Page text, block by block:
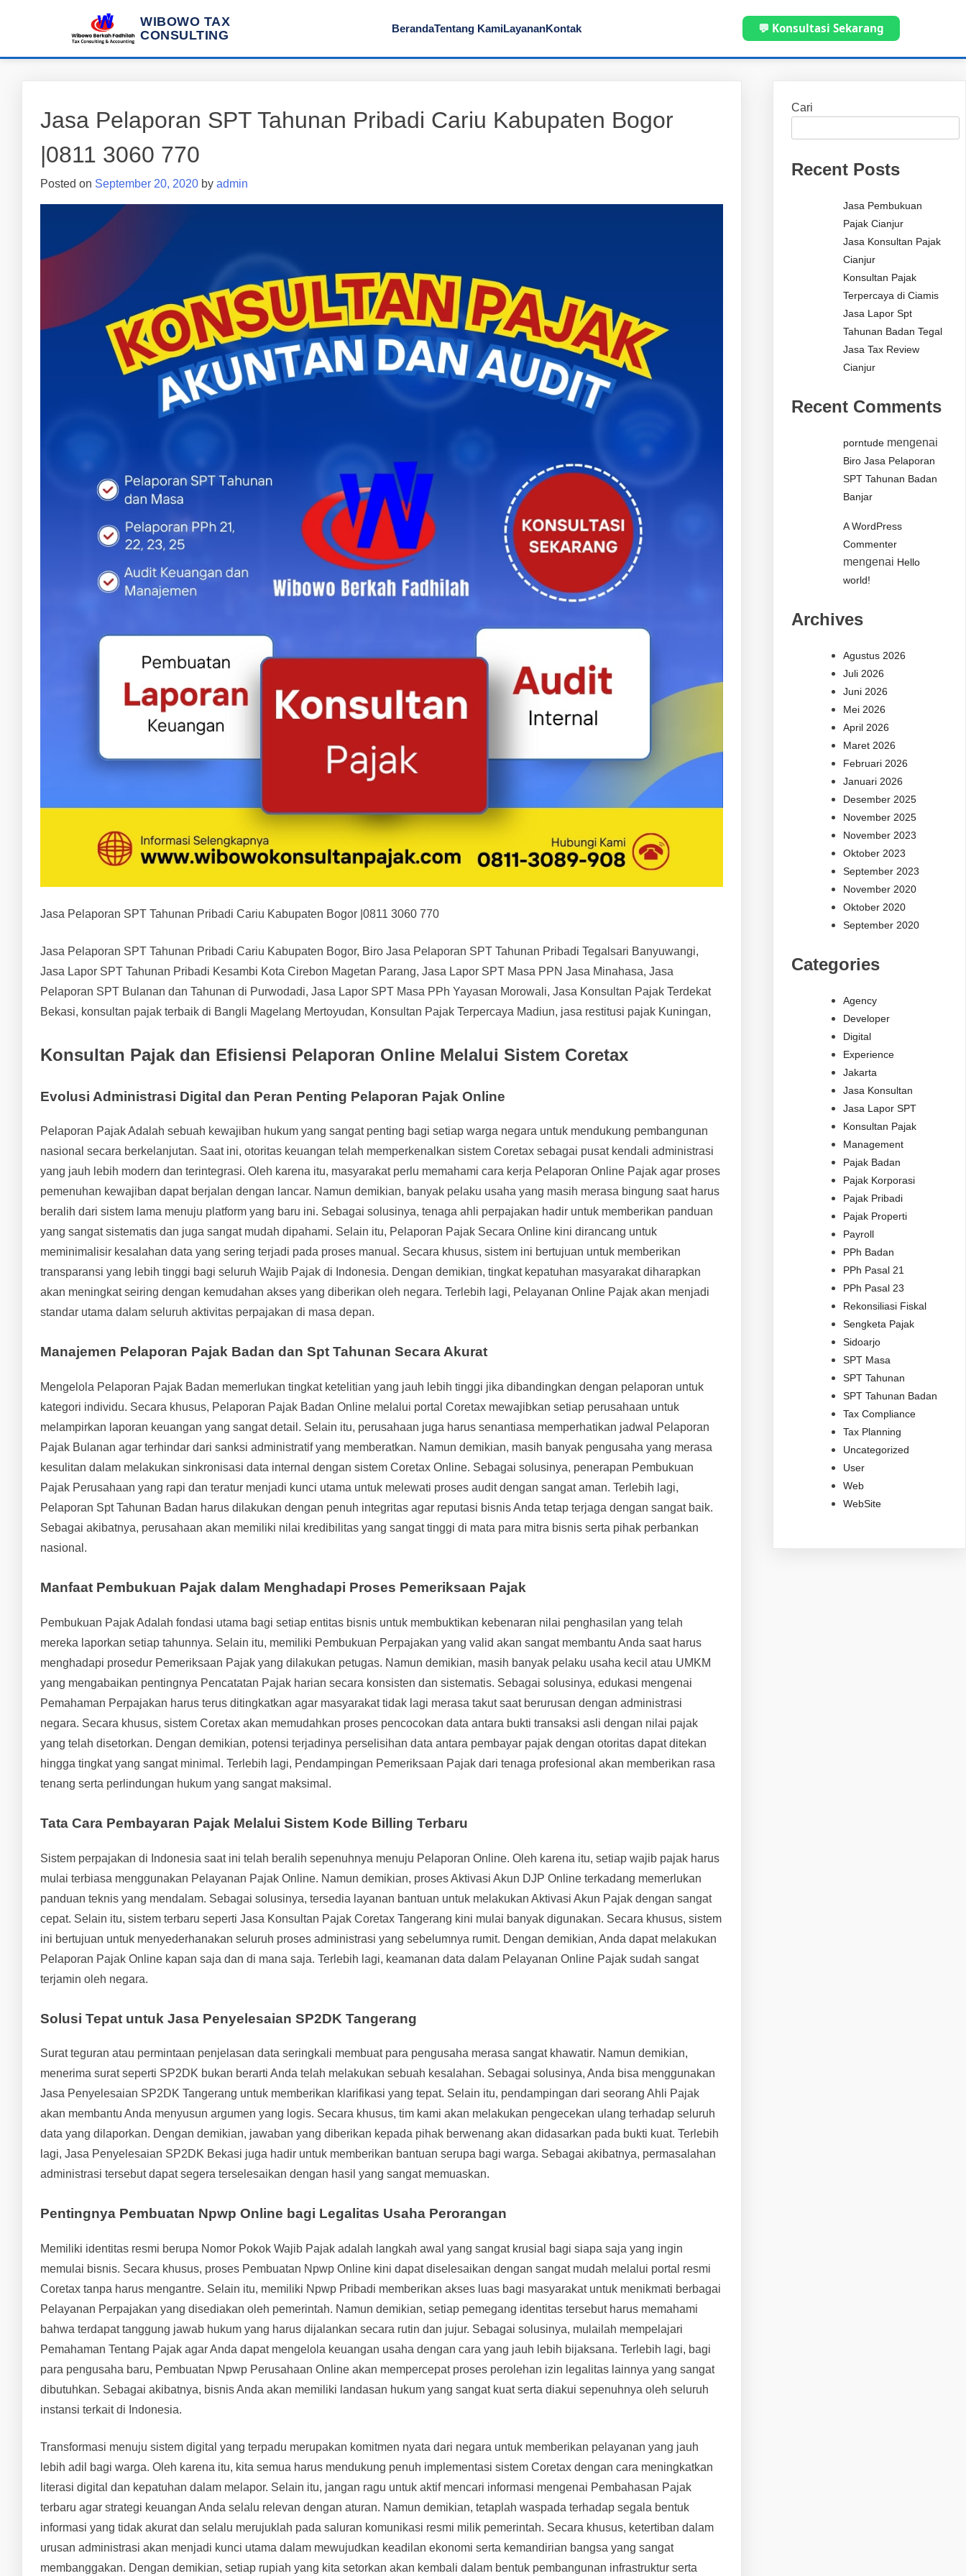
WIBOWO TAX
CONSULTING
BerandaTentang KamiLayananKontak 💬 Konsultasi Sekarang
Jasa Pelaporan SPT Tahunan Pribadi Cariu Kabupaten Bogor
|0811 3060 770
Posted on September 20, 2020 by admin
Jasa Pelaporan SPT Tahunan Pribadi Cariu Kabupaten Bogor |0811 3060 770
Jasa Pelaporan SPT Tahunan Pribadi Cariu Kabupaten Bogor, Biro Jasa Pelaporan SPT Tahunan Pribadi Tegalsari Banyuwangi,
Jasa Lapor SPT Tahunan Pribadi Kesambi Kota Cirebon Magetan Parang, Jasa Lapor SPT Masa PPN Jasa Minahasa, Jasa
Pelaporan SPT Bulanan dan Tahunan di Purwodadi, Jasa Lapor SPT Masa PPh Yayasan Morowali, Jasa Konsultan Pajak Terdekat
Bekasi, konsultan pajak terbaik di Bangli Magelang Mertoyudan, Konsultan Pajak Terpercaya Madiun, jasa restitusi pajak Kuningan,
Konsultan Pajak dan Efisiensi Pelaporan Online Melalui Sistem Coretax
Evolusi Administrasi Digital dan Peran Penting Pelaporan Pajak Online
Pelaporan Pajak Adalah sebuah kewajiban hukum yang sangat penting bagi setiap warga negara untuk mendukung pembangunan
nasional secara berkelanjutan. Saat ini, otoritas keuangan telah memperkenalkan sistem Coretax sebagai pusat kendali administrasi
yang jauh lebih modern dan terintegrasi. Oleh karena itu, masyarakat perlu memahami cara kerja Pelaporan Online Pajak agar proses
pemenuhan kewajiban dapat berjalan dengan lancar. Namun demikian, banyak pelaku usaha yang masih merasa bingung saat harus
beralih dari sistem lama menuju platform yang baru ini. Sebagai solusinya, tenaga ahli perpajakan hadir untuk memberikan panduan
yang sangat sistematis dan juga sangat mudah dipahami. Selain itu, Pelaporan Pajak Secara Online kini dirancang untuk
meminimalisir kesalahan data yang sering terjadi pada proses manual. Secara khusus, sistem ini bertujuan untuk memberikan
transparansi yang lebih tinggi bagi seluruh Wajib Pajak di Indonesia. Dengan demikian, tingkat kepatuhan masyarakat diharapkan
akan meningkat seiring dengan kemudahan akses yang diberikan oleh negara. Terlebih lagi, Pelayanan Online Pajak akan menjadi
standar utama dalam seluruh aktivitas perpajakan di masa depan.
Manajemen Pelaporan Pajak Badan dan Spt Tahunan Secara Akurat
Mengelola Pelaporan Pajak Badan memerlukan tingkat ketelitian yang jauh lebih tinggi jika dibandingkan dengan pelaporan untuk
kategori individu. Secara khusus, Pelaporan Pajak Badan Online melalui portal Coretax mewajibkan setiap perusahaan untuk
melampirkan laporan keuangan yang sangat detail. Selain itu, perusahaan juga harus senantiasa memperhatikan jadwal Pelaporan
Pajak Bulanan agar terhindar dari sanksi administratif yang memberatkan. Namun demikian, masih banyak pengusaha yang merasa
kesulitan dalam melakukan sinkronisasi data internal dengan sistem Coretax Online. Sebagai solusinya, penerapan Pembukuan
Pajak Perusahaan yang rapi dan teratur menjadi kunci utama untuk melewati proses audit dengan sangat aman. Terlebih lagi,
Pelaporan Spt Tahunan Badan harus dilakukan dengan penuh integritas agar reputasi bisnis Anda tetap terjaga dengan sangat baik.
Sebagai akibatnya, perusahaan akan memiliki nilai kredibilitas yang sangat tinggi di mata para mitra bisnis serta pihak perbankan
nasional.
Manfaat Pembukuan Pajak dalam Menghadapi Proses Pemeriksaan Pajak
Pembukuan Pajak Adalah fondasi utama bagi setiap entitas bisnis untuk membuktikan kebenaran nilai penghasilan yang telah
mereka laporkan setiap tahunnya. Selain itu, memiliki Pembukuan Perpajakan yang valid akan sangat membantu Anda saat harus
menghadapi prosedur Pemeriksaan Pajak yang dilakukan petugas. Namun demikian, masih banyak pelaku usaha kecil atau UMKM
yang mengabaikan pentingnya Pencatatan Pajak harian secara konsisten dan sistematis. Sebagai solusinya, edukasi mengenai
Pemahaman Perpajakan harus terus ditingkatkan agar masyarakat tidak lagi merasa takut saat berurusan dengan administrasi
negara. Secara khusus, sistem Coretax akan memudahkan proses pencocokan data antara bukti transaksi asli dengan nilai pajak
yang telah disetorkan. Dengan demikian, potensi terjadinya perselisihan data antara pembayar pajak dengan otoritas dapat ditekan
hingga tingkat yang sangat minimal. Terlebih lagi, Pendampingan Pemeriksaan Pajak dari tenaga profesional akan memberikan rasa
tenang serta perlindungan hukum yang sangat maksimal.
Tata Cara Pembayaran Pajak Melalui Sistem Kode Billing Terbaru
Sistem perpajakan di Indonesia saat ini telah beralih sepenuhnya menuju Pelaporan Online. Oleh karena itu, setiap wajib pajak harus
mulai terbiasa menggunakan Pelayanan Pajak Online. Namun demikian, proses Aktivasi Akun DJP Online terkadang memerlukan
panduan teknis yang mendalam. Sebagai solusinya, tersedia layanan bantuan untuk melakukan Aktivasi Akun Pajak dengan sangat
cepat. Selain itu, sistem terbaru seperti Jasa Konsultan Pajak Coretax Tangerang kini mulai banyak digunakan. Secara khusus, sistem
ini bertujuan untuk menyederhanakan seluruh proses administrasi yang sebelumnya rumit. Dengan demikian, Anda dapat melakukan
Pelaporan Pajak Online kapan saja dan di mana saja. Terlebih lagi, keamanan data dalam Pelayanan Online Pajak sudah sangat
terjamin oleh negara.
Solusi Tepat untuk Jasa Penyelesaian SP2DK Tangerang
Surat teguran atau permintaan penjelasan data seringkali membuat para pengusaha merasa sangat khawatir. Namun demikian,
menerima surat seperti SP2DK bukan berarti Anda telah melakukan sebuah kesalahan. Sebagai solusinya, Anda bisa menggunakan
Jasa Penyelesaian SP2DK Tangerang untuk memberikan klarifikasi yang tepat. Selain itu, pendampingan dari seorang Ahli Pajak
akan membantu Anda menyusun argumen yang logis. Secara khusus, tim kami akan melakukan pengecekan ulang terhadap seluruh
data yang dilaporkan. Dengan demikian, jawaban yang diberikan kepada pihak berwenang akan didasarkan pada bukti kuat. Terlebih
lagi, Jasa Penyelesaian SP2DK Bekasi juga hadir untuk memberikan bantuan serupa bagi warga. Sebagai akibatnya, permasalahan
administrasi tersebut dapat segera terselesaikan dengan hasil yang sangat memuaskan.
Pentingnya Pembuatan Npwp Online bagi Legalitas Usaha Perorangan
Memiliki identitas resmi berupa Nomor Pokok Wajib Pajak adalah langkah awal yang sangat krusial bagi siapa saja yang ingin
memulai bisnis. Secara khusus, proses Pembuatan Npwp Online kini dapat diselesaikan dengan sangat mudah melalui portal resmi
Coretax tanpa harus mengantre. Selain itu, memiliki Npwp Pribadi memberikan akses luas bagi masyarakat untuk menikmati berbagai
Pelayanan Perpajakan yang disediakan oleh pemerintah. Namun demikian, setiap pemegang identitas tersebut harus memahami
bahwa terdapat tanggung jawab hukum yang harus dijalankan secara rutin dan jujur. Sebagai solusinya, mulailah mempelajari
Pemahaman Tentang Pajak agar Anda dapat mengelola keuangan usaha dengan cara yang jauh lebih bijaksana. Terlebih lagi, bagi
para pengusaha baru, Pembuatan Npwp Perusahaan Online akan mempercepat proses perolehan izin legalitas lainnya yang sangat
dibutuhkan. Sebagai akibatnya, bisnis Anda akan memiliki landasan hukum yang sangat kuat serta diakui sepenuhnya oleh seluruh
instansi terkait di Indonesia.
Transformasi menuju sistem digital yang terpadu merupakan komitmen nyata dari negara untuk memberikan pelayanan yang jauh
lebih adil bagi warga. Oleh karena itu, kita semua harus mendukung penuh implementasi sistem Coretax dengan cara meningkatkan
literasi digital dan kepatuhan dalam melapor. Selain itu, jangan ragu untuk aktif mencari informasi mengenai Pembahasan Pajak
terbaru agar strategi keuangan Anda selalu relevan dengan aturan. Namun demikian, tetaplah waspada terhadap segala bentuk
informasi yang tidak akurat dan selalu merujuklah pada saluran komunikasi resmi milik pemerintah. Secara khusus, ketertiban dalam
urusan administrasi akan menjadi kunci utama dalam mewujudkan keadilan ekonomi serta kemandirian bangsa yang sangat
membanggakan. Dengan demikian, setiap rupiah yang kita setorkan akan kembali dalam bentuk pembangunan infrastruktur serta
Cari
Recent Posts
Jasa Pembukuan
Pajak Cianjur
Jasa Konsultan Pajak
Cianjur
Konsultan Pajak
Terpercaya di Ciamis
Jasa Lapor Spt
Tahunan Badan Tegal
Jasa Tax Review
Cianjur
Recent Comments
porntude mengenai
Biro Jasa Pelaporan
SPT Tahunan Badan
Banjar
A WordPress
Commenter
mengenai Hello
world!
Archives
Agustus 2026
Juli 2026
Juni 2026
Mei 2026
April 2026
Maret 2026
Februari 2026
Januari 2026
Desember 2025
November 2025
November 2023
Oktober 2023
September 2023
November 2020
Oktober 2020
September 2020
Categories
Agency
Developer
Digital
Experience
Jakarta
Jasa Konsultan
Jasa Lapor SPT
Konsultan Pajak
Management
Pajak Badan
Pajak Korporasi
Pajak Pribadi
Pajak Properti
Payroll
PPh Badan
PPh Pasal 21
PPh Pasal 23
Rekonsiliasi Fiskal
Sengketa Pajak
Sidoarjo
SPT Masa
SPT Tahunan
SPT Tahunan Badan
Tax Compliance
Tax Planning
Uncategorized
User
Web
WebSite